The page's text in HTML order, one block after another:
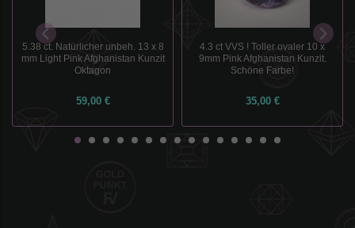
5.38 ct. Natürlicher unbeh. 13 x 8
mm Light Pink Afghanistan Kunzit
Oktagon
59,00 €
4.3 ct VVS ! Toller ovaler 10 x
9mm Pink Afghanistan Kunzit.
Schöne Farbe!
35,00 €